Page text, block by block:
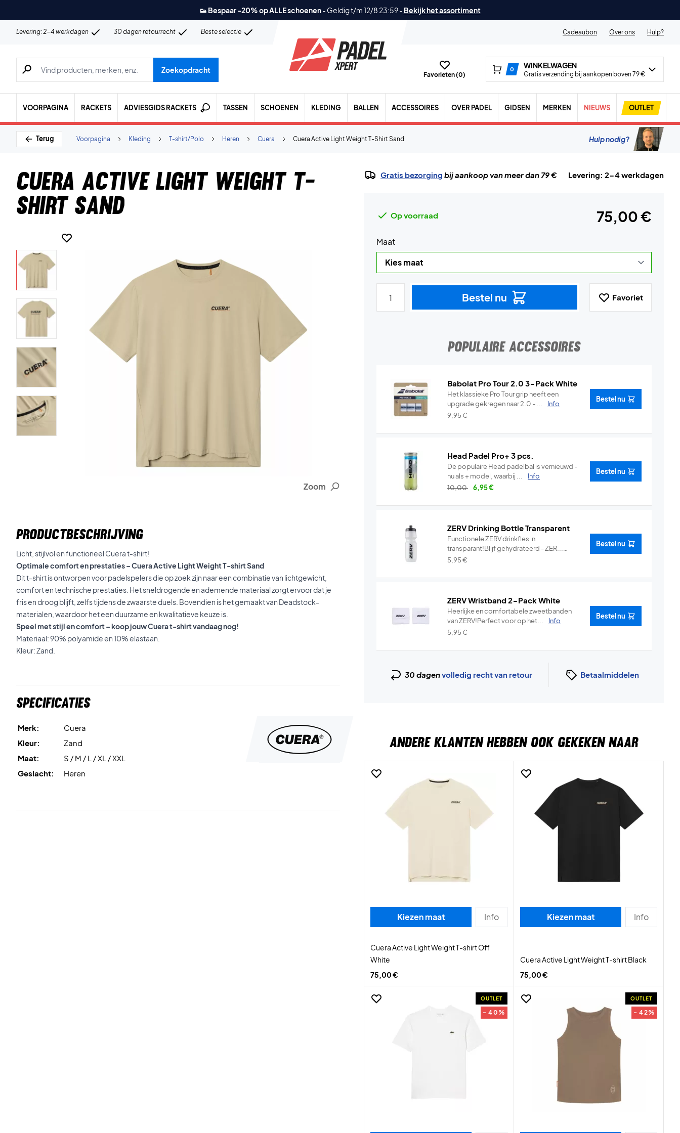
👟 Bespaar -20% op ALLE schoenen- Geldig t/m 12/8 23:59- Bekijk het assortiment
Levering: 2-4 werkdagen 30 dagen retourrecht Beste selectie Cadeaubon Over ons Hulp?
Zoeken naar producten, merken etc.
Zoekopdracht
Favorieten (0)
0 WINKELWAGEN
Gratis verzending bij aankopen boven 79 €
VOORPAGINA RACKETS ADVIESGIDS RACKETS TASSEN SCHOENEN KLEDING BALLEN ACCESSOIRES OVER PADEL GIDSEN MERKEN NIEUWS OUTLET
Terug Cuera Active Light Weight T-Shirt Sand
Cuera
Heren
T-shirt/Polo
Kleding
Voorpagina Hulp nodig?
Cuera Active Light Weight T-
Shirt Sand
Zoom
PRODUCTBESCHRIJVING
Licht, stijlvol en functioneel Cuera t-shirt!
Optimale comfort en prestaties – Cuera Active Light Weight T-shirt Sand
Dit t-shirt is ontworpen voor padelspelers die op zoek zijn naar een combinatie van lichtgewicht,
comfort en technische prestaties. Het sneldrogende en ademende materiaal zorgt ervoor dat je
fris en droog blijft, zelfs tijdens de zwaarste duels. Bovendien is het gemaakt van Deadstock-
materialen, waardoor het een duurzame en kwalitatieve keuze is.
Speel met stijl en comfort – koop jouw Cuera t-shirt vandaag nog!
Materiaal: 90% polyamide en 10% elastaan.
Kleur: Zand.
Specificaties
Merk:
Cuera
Kleur:
Zand
Maat:
S / M / L / XL / XXL
Geslacht:
Heren
Gratis bezorging bij aankoop van meer dan 79 € Levering: 2-4 werkdagen
Op voorraad 75,00 €
Maat
Bestel nu Favoriet
POPULAIRE ACCESSOIRES
Babolat Pro Tour 2.0 3-Pack White
Het klassieke Pro Tour grip heeft een
upgrade gekregen naar 2.0 - ...
Info
9,95€
Bestel nu
Head Padel Pro+ 3 pcs.
De populaire Head padelbal is vernieuwd -
nu als + model, waarbij ...
Info
10,00
6,95€
Bestel nu
ZERV Drinking Bottle Transparent
Functionele ZERV drinkfles in
transparant!Blijf gehydrateerd - ZER...
Info
5,95€
Bestel nu
ZERV Wristband 2-Pack White
Heerlijke en comfortabele zweetbanden
van ZERV!Perfect voor op het...
Info
5,95€
Bestel nu
30 dagenvolledig recht van retour Betaalmiddelen
ANDERE KLANTEN HEBBEN OOK GEKEKEN NAAR
Kiezen maat Info
Cuera Active Light Weight T-shirt Off
White
75,00 €
Kiezen maat Info
Cuera Active Light Weight T-shirt Black
75,00 €
OUTLET
- 40%
OUTLET
- 42%